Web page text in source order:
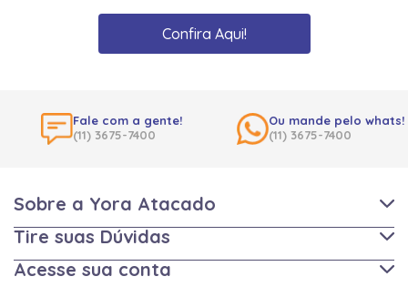
Confira Aqui!
Fale com a gente!
(11) 3675-7400
Ou mande pelo whats!
(11) 3675-7400
Sobre a Yora Atacado
Tire suas Dúvidas
Acesse sua conta